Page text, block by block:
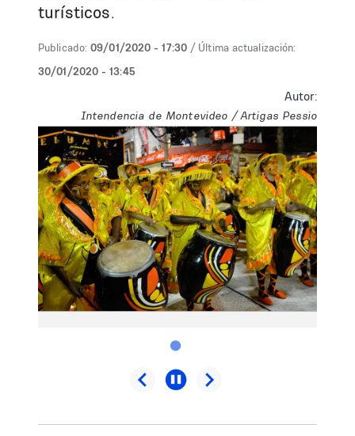
turísticos.
Publicado: 09/01/2020 - 17:30 / Última actualización:
30/01/2020 - 13:45
Autor:
Intendencia de Montevideo / Artigas Pessio